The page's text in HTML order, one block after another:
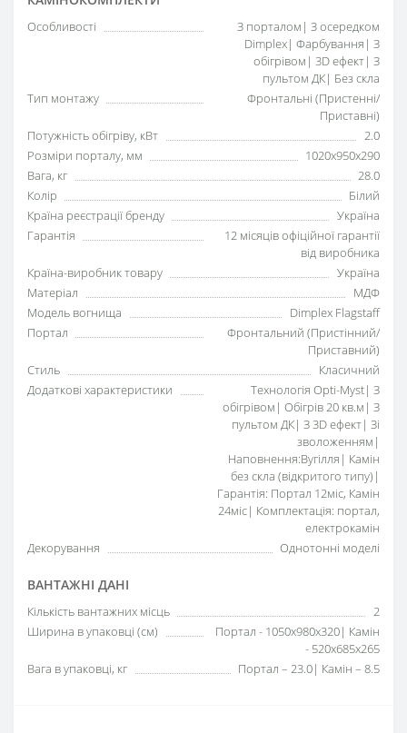
Особливості
З порталом| З осередком
Dimplex| Фарбування| З
обігрівом| 3D ефект| З
пультом ДК| Без скла
Тип монтажу
Фронтальні (Пристенні/
Приставні)
Потужність обігріву, кВт
2.0
Розміри порталу, мм
1020x950x290
Вага, кг
28.0
Колір
Білий
Країна реєстрації бренду
Україна
Гарантія
12 місяців офіційної гарантії
від виробника
Країна-виробник товару
Україна
Матеріал
МДФ
Модель вогнища
Dimplex Flagstaff
Портал
Фронтальний (Пристінний/
Приставний)
Стиль
Класичний
Додаткові характеристики
Технологія Opti-Myst| З
обігрівом| Обігрів 20 кв.м| З
пультом ДК| З 3D ефект| Зі
зволоженням|
Наповнення:Вугілля| Камін
без скла (відкритого типу)|
Гарантія: Портал 12міс, Камін
24міс| Комплектація: портал,
електрокамін
Декорування
Однотонні моделі
ВАНТАЖНІ ДАНІ
Кількість вантажних місць
2
Ширина в упаковці (см)
Портал - 1050x980x320| Камін
- 520x685x265
Вага в упаковці, кг
Портал – 23.0| Камін – 8.5